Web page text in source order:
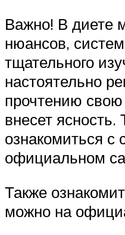
Важно! В диете
нюансов,
тщательного
настоятельно
прочтению свою
внесет ясность.
ознакомиться с
официальном
Также
можно на